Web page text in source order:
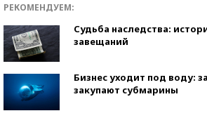
РЕКОМЕНДУЕМ:
Судьба наследства:
завещаний
Бизнес уходит под воду:
закупают субмарины